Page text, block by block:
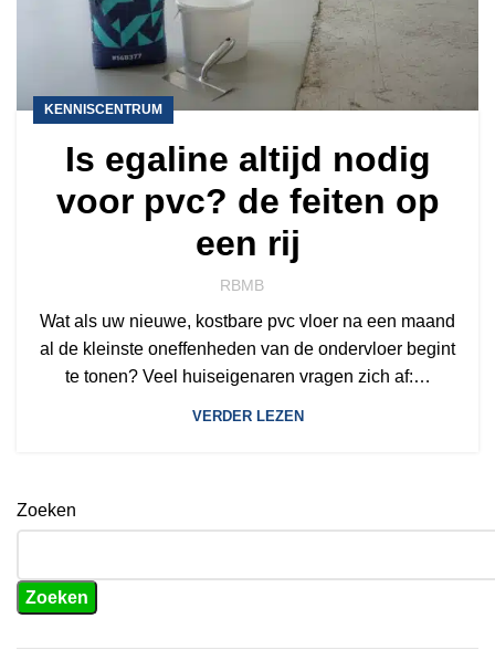
KENNISCENTRUM
Is egaline altijd nodig
voor pvc? de feiten op
een rij
RBMB
Wat als uw nieuwe, kostbare pvc vloer na een maand
al de kleinste oneffenheden van de ondervloer begint
te tonen? Veel huiseigenaren vragen zich af:…
VERDER LEZEN
Zoeken
Zoeken